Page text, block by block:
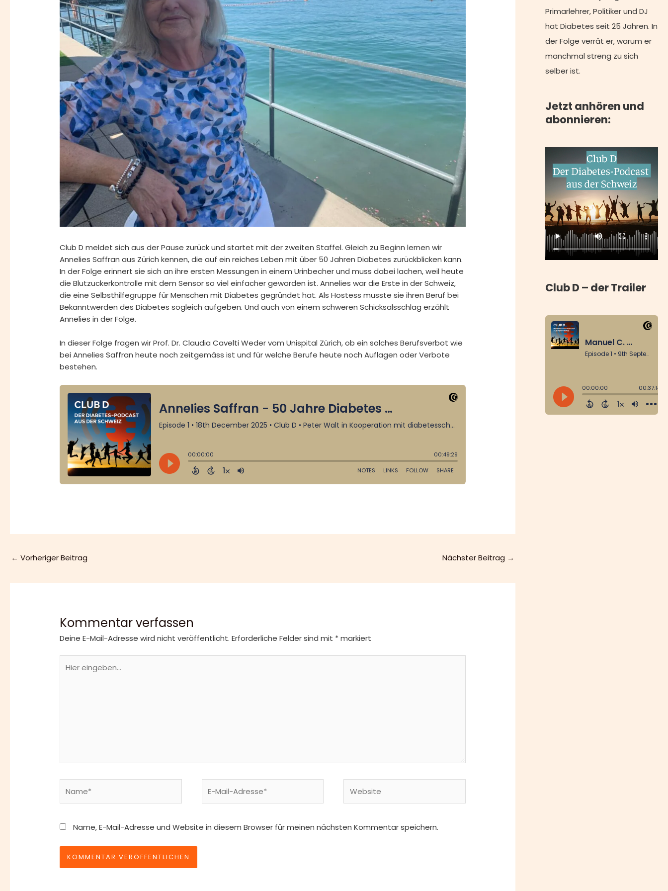
Club D meldet sich aus der Pause zurück und startet mit der zweiten Staffel. Gleich zu Beginn lernen wir
Annelies Saffran aus Zürich kennen, die auf ein reiches Leben mit über 50 Jahren Diabetes zurückblicken kann.
In der Folge erinnert sie sich an ihre ersten Messungen in einem Urinbecher und muss dabei lachen, weil heute
die Blutzuckerkontrolle mit dem Sensor so viel einfacher geworden ist. Annelies war die Erste in der Schweiz,
die eine Selbsthilfegruppe für Menschen mit Diabetes gegründet hat. Als Hostess musste sie ihren Beruf bei
Bekanntwerden des Diabetes sogleich aufgeben. Und auch von einem schweren Schicksalsschlag erzählt
Annelies in der Folge.
In dieser Folge fragen wir Prof. Dr. Claudia Cavelti Weder vom Unispital Zürich, ob ein solches Berufsverbot wie
bei Annelies Saffran heute noch zeitgemäss ist und für welche Berufe heute noch Auflagen oder Verbote
bestehen.
← Vorheriger Beitrag Nächster Beitrag →
Kommentar verfassen
Deine E-Mail-Adresse wird nicht veröffentlicht. Erforderliche Felder sind mit *markiert
eingeben…
Mail-
Name, E-Mail-Adresse und Website in diesem Browser für meinen nächsten Kommentar speichern.
Primarlehrer, Politiker und DJ
hat Diabetes seit 25 Jahren. In
der Folge verrät er, warum er
manchmal streng zu sich
selber ist.
Jetzt anhören und
abonnieren:
Club D – der Trailer